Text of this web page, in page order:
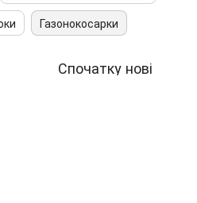
Газонокосарки
Спочатку нові